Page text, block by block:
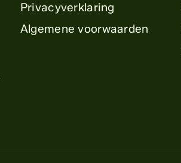
Privacyverklaring
Algemene voorwaarden